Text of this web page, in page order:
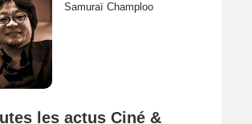
Samuraï Champloo
les actus Ciné &